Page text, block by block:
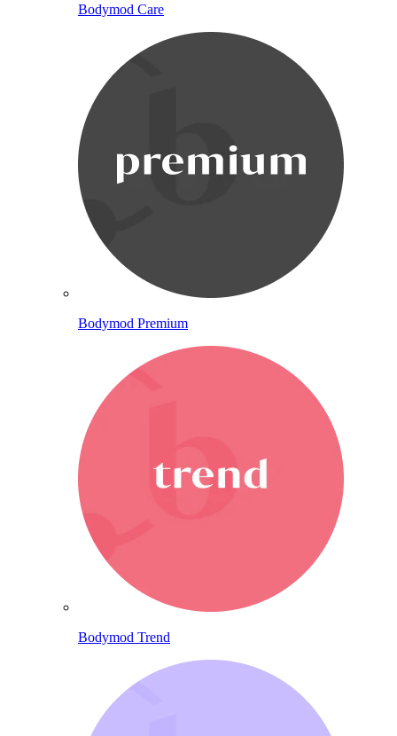
Bodymod Care
Bodymod Premium
Bodymod Trend